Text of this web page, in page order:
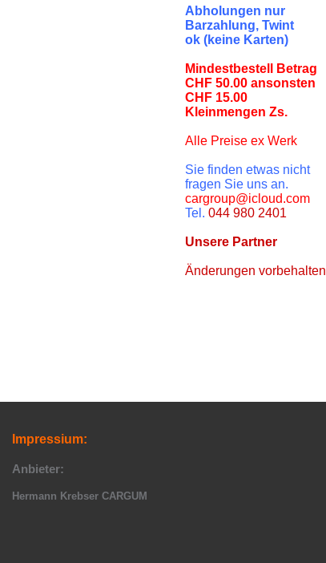
Abholungen nur
Barzahlung, Twint
ok (keine Karten)
Mindestbestell Betrag
CHF 50.00 ansonsten
CHF 15.00
Kleinmengen Zs.
Alle Preise ex Werk
Sie finden etwas nicht
fragen Sie uns an.
cargroup@icloud.com
Tel. 044 980 2401
Unsere Partner
Änderungen vorbehalten
Impressium:
Anbieter:
Hermann Krebser CARGUM